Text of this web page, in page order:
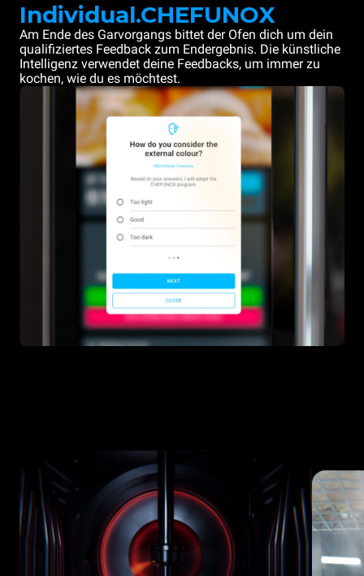
Individual.CHEFUNOX
Am Ende des Garvorgangs bittet der Ofen dich um dein
qualifiziertes Feedback zum Endergebnis. Die künstliche
Intelligenz verwendet deine Feedbacks, um immer zu
kochen, wie du es möchtest.